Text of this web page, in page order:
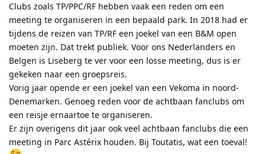
Clubs zoals TP/PPC/RF hebben vaak een reden om een
meeting te organiseren in een bepaald park. In 2018 had er
tijdens de reizen van TP/RF een joekel van een B&M open
moeten zijn. Dat trekt publiek. Voor ons Nederlanders en
Belgen is Liseberg te ver voor een losse meeting, dus is er
gekeken naar een groepsreis.
Vorig jaar opende er een joekel van een Vekoma in noord-
Denemarken. Genoeg reden voor de achtbaan fanclubs om
een reisje ernaartoe te organiseren.
Er zijn overigens dit jaar ook veel achtbaan fanclubs die een
meeting in Parc Astérix houden. Bij Toutatis, wat een toeval!